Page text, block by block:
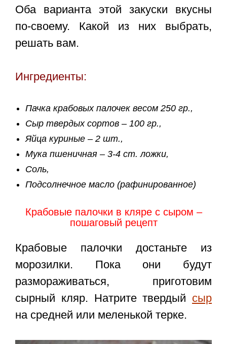
Оба варианта этой закуски вкусны
по-своему. Какой из них выбрать,
решать вам.
Ингредиенты:
Пачка крабовых палочек весом 250 гр.,
Сыр твердых сортов – 100 гр.,
Яйца куриные – 2 шт.,
Мука пшеничная – 3-4 ст. ложки,
Соль,
Подсолнечное масло (рафинированное)
Крабовые палочки в кляре с сыром –
пошаговый рецепт
Крабовые палочки достаньте из
морозилки. Пока они будут
размораживаться, приготовим
сырный кляр. Натрите твердый сыр
на средней или меленькой терке.